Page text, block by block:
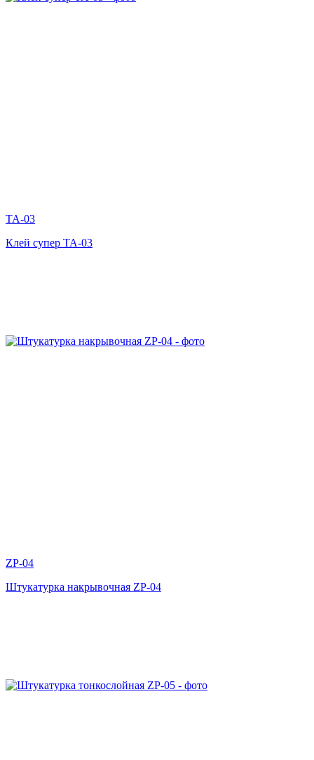
TA-03
Клей супер TA-03
ZP-04
Штукатурка накрывочная ZP-04